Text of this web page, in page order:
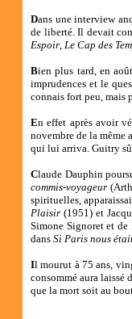
Dans une interview
de liberté. Il devait
Espoir, Le Cap des
Bien plus tard, en
imprudences et le
connais fort peu, mais
En effet après avoir
novembre de la même
qui lui arriva. Guitry
Claude Dauphin
commis-voyageur
spirituelles,
Plaisir (1951) et
Simone Signoret et de
dans Si Paris nous
Il mourut à 75 ans,
consommé aura laissé
que la mort soit au